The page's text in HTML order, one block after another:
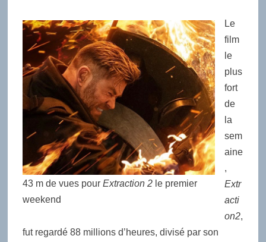
43 m de vues pour Extraction 2le premier
weekend
Le
film
le
plus
fort
de
la
sem
aine
,
Extr
acti
on2,
fut regardé 88 millions d’heures, divisé par son